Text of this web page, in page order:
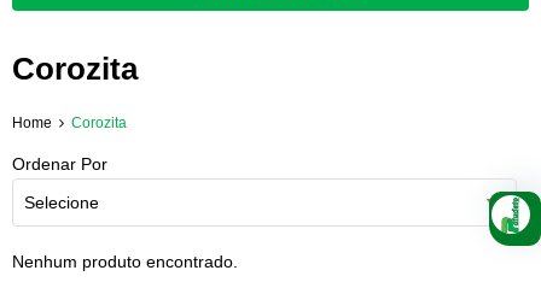
Corozita
Home Corozita
Ordenar Por
Selecione
Nenhum produto encontrado.